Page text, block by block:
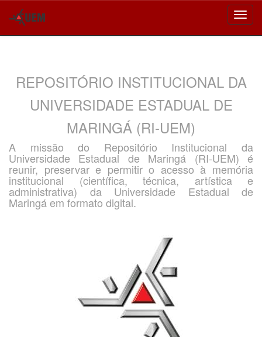
REPOSITÓRIO INSTITUCIONAL DA
UNIVERSIDADE ESTADUAL DE
MARINGÁ (RI-UEM)
A missão do Repositório Institucional da
Universidade Estadual de Maringá (RI-UEM) é
reunir, preservar e permitir o acesso à memória
institucional (científica, técnica, artística e
administrativa) da Universidade Estadual de
Maringá em formato digital.